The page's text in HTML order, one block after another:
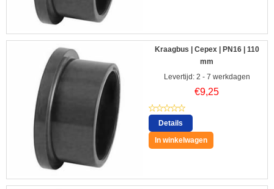
Kraagbus | Cepex | PN16 | 110
mm
Levertijd: 2 - 7 werkdagen
€9,25
Details
In winkelwagen